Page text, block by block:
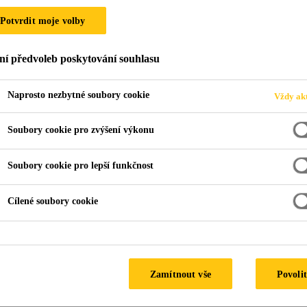
systém ETICS
pro zateplení fasády domů. Systém ETICS
Není nutné provádět práce v interiéru a
Potvrdit moje volby
předvoleb poskytování souhlasu
Naprosto nezbytné soubory cookie Vždy
Soubory cookie pro zvýšení výkonu
Soubory cookie pro lepší funkčnost
Cílené soubory cookie
Zamítnout vše Povolit